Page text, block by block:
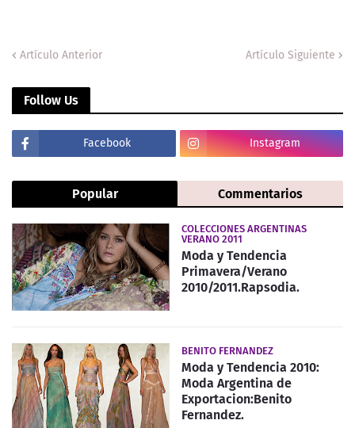
Artículo Anterior Artículo Siguiente
Follow Us
Facebook Instagram
Popular Commentarios
COLECCIONES ARGENTINAS
VERANO 2011
Moda y Tendencia
Primavera/Verano
2010/2011.Rapsodia.
BENITO FERNANDEZ
Moda y Tendencia 2010:
Moda Argentina de
Exportacion:Benito
Fernandez.